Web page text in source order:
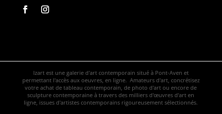
Izart est une galerie d'art contemporain situé à Pont-Aven et
permettant l'accès aux oeuvres, en ligne. Amateurs d'art, concrétisez
votre achat de tableau contemporain, de photo d'art ou encore de
sculpture contemporaine à travers des milliers d'œuvres d'art en
ligne, issues d'artistes contemporains rigoureusement sélectionnés.